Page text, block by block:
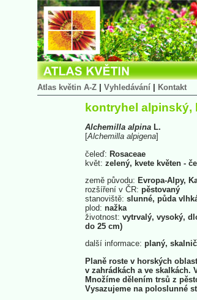
Atlas květin A-Z Vyhledávání Kontakt
kontryhel
Alchemilla alpina L.
[Alchemilla alpigena]
čeleď: Rosaceae
květ: zelený, kvete květen -
země původu: Evropa-Alpy,
rozšíření v ČR: pěstovaný
stanoviště: slunné, půda
plod: nažka
životnost: vytrvalý, vysoký,
do 25 cm)
další informace: planý,
Planě roste v horských
v zahrádkách a ve skalkách.
Množíme dělením trsů z
Vysazujeme na poloslunné